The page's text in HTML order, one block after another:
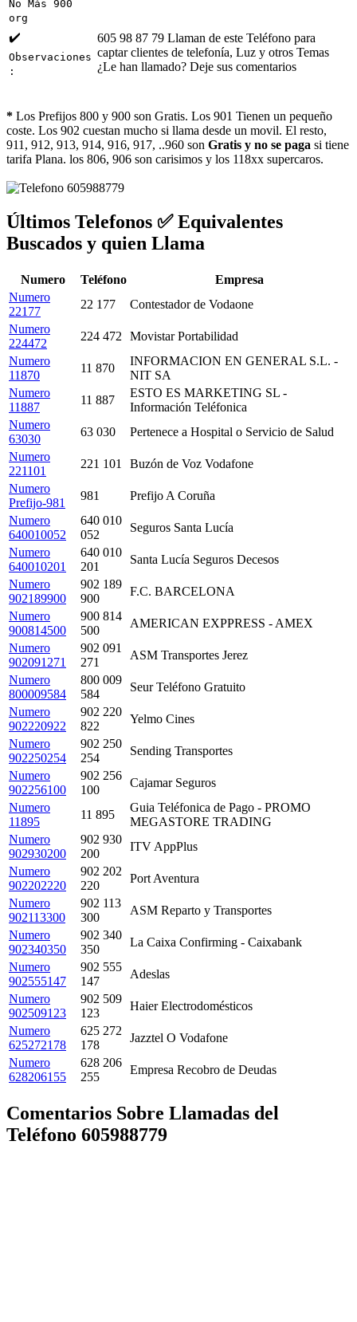
No Más 900
org
✔️
Observaciones
:
605 98 87 79 Llaman de este Teléfono para
captar clientes de telefonía, Luz y otros Temas
¿Le han llamado? Deje sus comentarios
* Los Prefijos 800 y 900 son Gratis. Los 901 Tienen un pequeño
coste. Los 902 cuestan mucho si llama desde un movil. El resto,
911, 912, 913, 914, 916, 917, ..960 son Gratis y no se paga si tiene
tarifa Plana. los 806, 906 son carisimos y los 118xx supercaros.
Últimos Telefonos ✅ Equivalentes
Buscados y quien Llama
Numero Teléfono
Empresa
Numero
22177
22 177
Contestador de Vodaone
Numero
224472
224 472
Movistar Portabilidad
Numero
11870
11 870
INFORMACION EN GENERAL S.L. -
NIT SA
Numero
11887
11 887
ESTO ES MARKETING SL -
Información Teléfonica
Numero
63030
63 030
Pertenece a Hospital o Servicio de Salud
Numero
221101
221 101
Buzón de Voz Vodafone
Numero
Prefijo-981
981
Prefijo A Coruña
Numero
640010052
640 010
052
Seguros Santa Lucía
Numero
640010201
640 010
201
Santa Lucía Seguros Decesos
Numero
902189900
902 189
900
F.C. BARCELONA
Numero
900814500
900 814
500
AMERICAN EXPPRESS - AMEX
Numero
902091271
902 091
271
ASM Transportes Jerez
Numero
800009584
800 009
584
Seur Teléfono Gratuito
Numero
902220922
902 220
822
Yelmo Cines
Numero
902250254
902 250
254
Sending Transportes
Numero
902256100
902 256
100
Cajamar Seguros
Numero
11895
11 895
Guia Teléfonica de Pago - PROMO
MEGASTORE TRADING
Numero
902930200
902 930
200
ITV AppPlus
Numero
902202220
902 202
220
Port Aventura
Numero
902113300
902 113
300
ASM Reparto y Transportes
Numero
902340350
902 340
350
La Caixa Confirming - Caixabank
Numero
902555147
902 555
147
Adeslas
Numero
902509123
902 509
123
Haier Electrodomésticos
Numero
625272178
625 272
178
Jazztel O Vodafone
Numero
628206155
628 206
255
Empresa Recobro de Deudas
Comentarios Sobre Llamadas del
Teléfono 605988779